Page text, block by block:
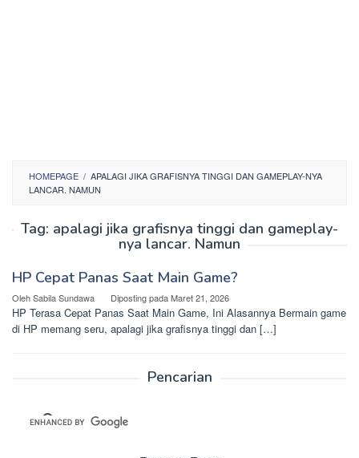
HOMEPAGE / APALAGI JIKA GRAFISNYA TINGGI DAN GAMEPLAY-NYA
LANCAR. NAMUN
Tag: apalagi jika grafisnya tinggi dan gameplay-
nya lancar. Namun
HP Cepat Panas Saat Main Game?
OlehSabila Sundawa Diposting padaMaret 21, 2026
HP Terasa Cepat Panas Saat Main Game, Ini Alasannya Bermain game
di HP memang seru, apalagi jika grafisnya tinggi dan […]
Pencarian